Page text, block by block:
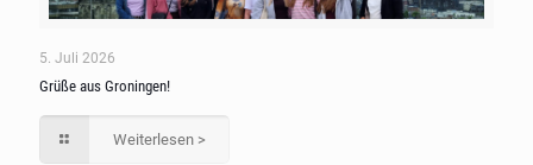
5. Juli 2026
Grüße aus Groningen!
Weiterlesen >